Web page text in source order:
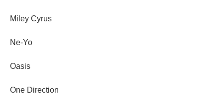
Miley Cyrus
Ne-Yo
Oasis
One Direction